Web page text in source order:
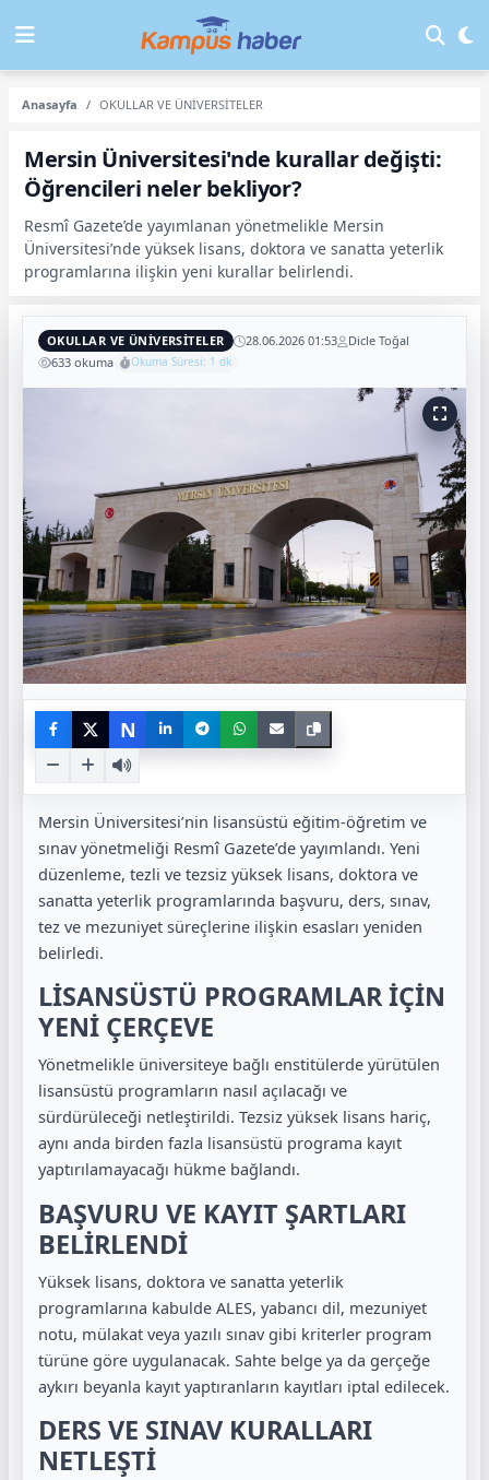
Anasayfa OKULLAR VE ÜNİVERSİTELER
Mersin Üniversitesi'nde kurallar değişti:
Öğrencileri neler bekliyor?
Resmî Gazete’de yayımlanan yönetmelikle Mersin
Üniversitesi’nde yüksek lisans, doktora ve sanatta yeterlik
programlarına ilişkin yeni kurallar belirlendi.
OKULLAR VE ÜNİVERSİTELER 28.06.2026 01:53
Dicle Toğal
633 okuma
Okuma Süresi: 1 dk
N
Mersin Üniversitesi’nin lisansüstü eğitim-öğretim ve
sınav yönetmeliği Resmî Gazete’de yayımlandı. Yeni
düzenleme, tezli ve tezsiz yüksek lisans, doktora ve
sanatta yeterlik programlarında başvuru, ders, sınav,
tez ve mezuniyet süreçlerine ilişkin esasları yeniden
belirledi.
LİSANSÜSTÜ PROGRAMLAR İÇİN
YENİ ÇERÇEVE
Yönetmelikle üniversiteye bağlı enstitülerde yürütülen
lisansüstü programların nasıl açılacağı ve
sürdürüleceği netleştirildi. Tezsiz yüksek lisans hariç,
aynı anda birden fazla lisansüstü programa kayıt
yaptırılamayacağı hükme bağlandı.
BAŞVURU VE KAYIT ŞARTLARI
BELİRLENDİ
Yüksek lisans, doktora ve sanatta yeterlik
programlarına kabulde ALES, yabancı dil, mezuniyet
notu, mülakat veya yazılı sınav gibi kriterler program
türüne göre uygulanacak. Sahte belge ya da gerçeğe
aykırı beyanla kayıt yaptıranların kayıtları iptal edilecek.
DERS VE SINAV KURALLARI
NETLEŞTİ